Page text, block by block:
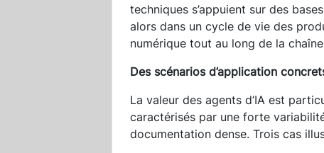
techniques s’appuient sur des
alors dans un cycle de vie des
numérique tout au long de la
Des scénarios d’application
La valeur des agents d’IA est
caractérisés par une forte
documentation dense. Trois cas